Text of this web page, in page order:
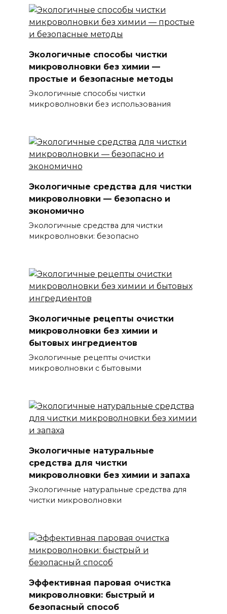
Экологичные способы чистки
микроволновки без химии —
простые и безопасные методы
Экологичные способы чистки
микроволновки без использования
Экологичные средства для чистки
микроволновки — безопасно и
экономично
Экологичные средства для чистки
микроволновки: безопасно
Экологичные рецепты очистки
микроволновки без химии и
бытовых ингредиентов
Экологичные рецепты очистки
микроволновки с бытовыми
Экологичные натуральные
средства для чистки
микроволновки без химии и запаха
Экологичные натуральные средства для
чистки микроволновки
Эффективная паровая очистка
микроволновки: быстрый и
безопасный способ